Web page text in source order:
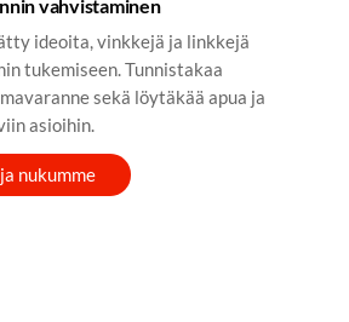
vahvistaminen
ideoita, vinkkejä ja linkkejä
tukemiseen. Tunnistakaa
sekä löytäkää apua ja
asioihin.
nukumme